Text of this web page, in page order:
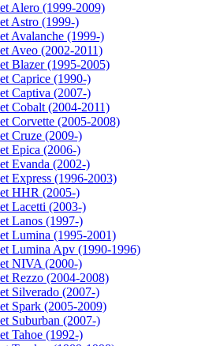
Alero (1999-2009)
Astro (1999-)
Avalanche (1999-)
Aveo (2002-2011)
Blazer (1995-2005)
Caprice (1990-)
Captiva (2007-)
Cobalt (2004-2011)
Corvette (2005-2008)
Cruze (2009-)
Epica (2006-)
Evanda (2002-)
Express (1996-2003)
HHR (2005-)
Lacetti (2003-)
Lanos (1997-)
Lumina (1995-2001)
Lumina Apv (1990-1996)
NIVA (2000-)
Rezzo (2004-2008)
Silverado (2007-)
Spark (2005-2009)
Suburban (2007-)
Tahoe (1992-)